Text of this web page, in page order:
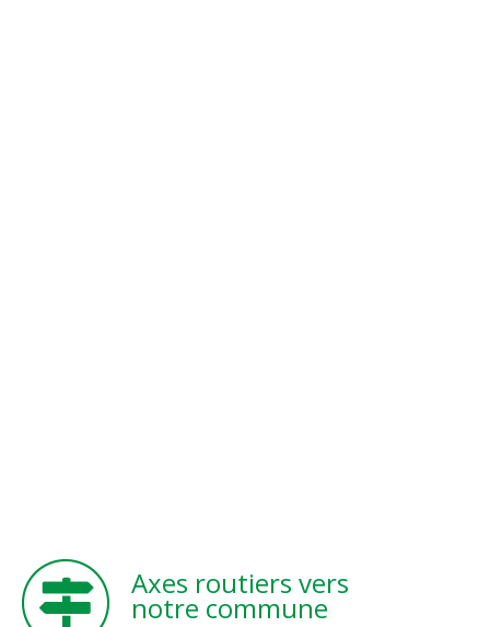
Axes routiers vers
notre commune